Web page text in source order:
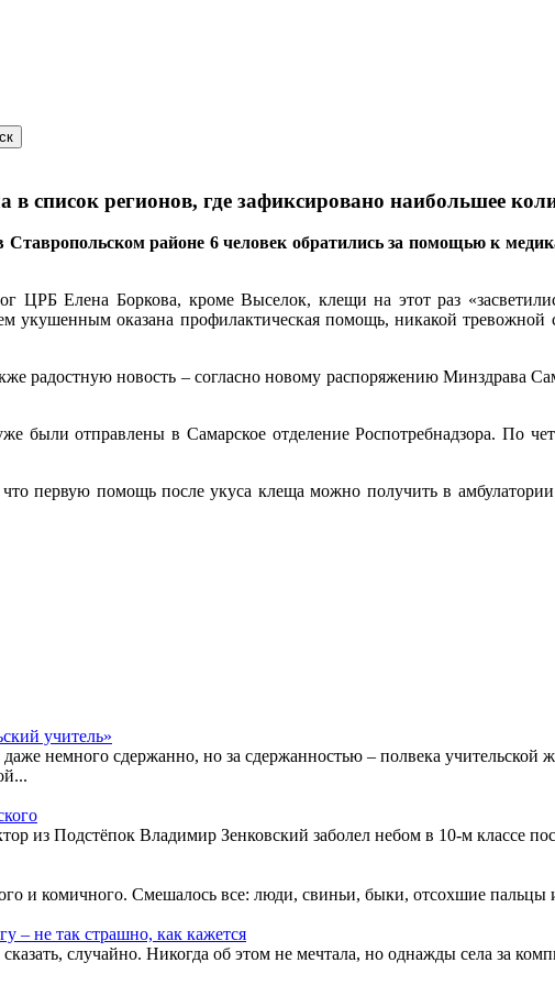
в список регионов, где зафиксировано наибольшее
районе 6 человек обратились за помощью к
ЦРБ Елена Боркова, кроме Выселок, клещи на этот раз
укушенным оказана профилактическая помощь, никакой
радостную новость – согласно новому распоряжению Минздрава
были отправлены в Самарское отделение Роспотребнадзора. По
первую помощь после укуса клеща можно получить в
учитель»
немного сдержанно, но за сдержанностью – полвека учительской
из Подстёпок Владимир Зенковский заболел небом в 10-м классе
и комичного. Смешалось все: люди, свиньи, быки, отсохшие
– не так страшно, как кажется
случайно. Никогда об этом не мечтала, но однажды села за